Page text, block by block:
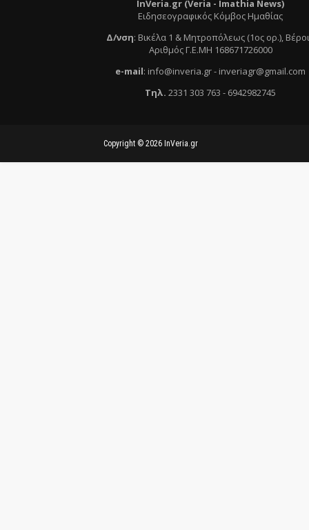
InVeria.gr (Veria - Ιmathia News)
Ειδησεογραφικός Κόμβος Ημαθίας
Δ/νση: Βικέλα 1 & Μητροπόλεως (1ος ορ.),
Αριθμός Γ.Ε.ΜΗ 168671726000
e-mail: info@inveria.gr- inveriagr@gmail.com
Τηλ. 2331 303 763 - 6942982745
Copyright © 2026 InVeria.gr